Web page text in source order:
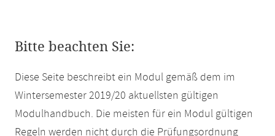
Bitte beachten Sie:
Diese Seite beschreibt ein Modul gemäß dem im
Wintersemester 2019/20 aktuellsten gültigen
Modulhandbuch. Die meisten für ein Modul gültigen
Regeln werden nicht durch die Prüfungsordnung